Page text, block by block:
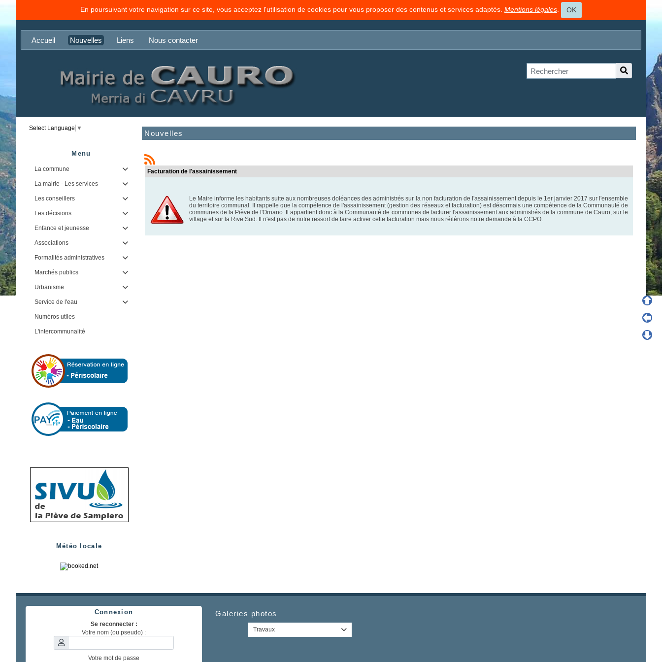
En poursuivant votre navigation sur ce site, vous acceptez l'utilisation de cookies pour vous proposer des contenus et services adaptés. Mentions légales. OK
Accueil Nouvelles Liens Nous contacter
Select Language ▼
Menu
La commune 
La mairie - Les services 
Les conseillers 
Les décisions 
Enfance et jeunesse 
Associations 
Formalités administratives 
Marchés publics 
Urbanisme 
Service de l'eau 
Numéros utiles
L'intercommunalité
Météo locale
Nouvelles
Facturation de l'assainissement
Le Maire informe les habitants suite aux nombreuses doléances des administrés sur la non facturation de l'assainissement depuis le 1er janvier 2017 sur l'ensemble
du territoire communal. Il rappelle que la compétence de l'assainissement (gestion des réseaux et facturation) est désormais une compétence de la Communauté de
communes de la Piève de l'Ornano. Il appartient donc à la Communauté de communes de facturer l'assainissement aux administrés de la commune de Cauro, sur le
village et sur la Rive Sud. Il n'est pas de notre ressort de faire activer cette facturation mais nous réitérons notre demande à la CCPO.
Connexion
Se reconnecter :
Votre nom (ou pseudo) :
Votre mot de passe
Galeries photos
Travaux 